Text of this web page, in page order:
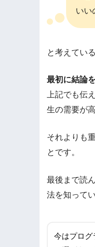
いい
と考えてい
最初に結論
上記でも伝
生の需要が
それよりも
とです。
最後まで読
法を知って
今はプログ